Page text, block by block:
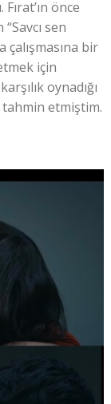
önce
sen
bir
için
oynadığı
etmiştim.